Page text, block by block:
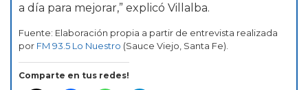
a día para mejorar,” explicó Villalba.
Fuente: Elaboración propia a partir de entrevista realizada
por FM 93.5 Lo Nuestro (Sauce Viejo, Santa Fe).
Comparte en tus redes!